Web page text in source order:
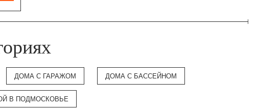
ДОМА С ГАРАЖОМ ДОМА С БАССЕЙНОМ
В ПОДМОСКОВЬЕ